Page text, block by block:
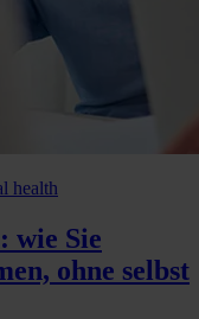
health
wie Sie
ohne selbst